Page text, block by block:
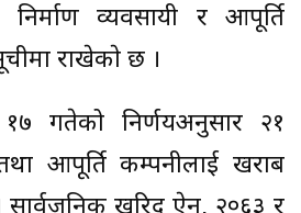
निर्माण व्यवसायी र आपूर्ति
राखेकाे छ ।
गतेको निर्णयअनुसार २१
आपूर्ति कम्पनीलाई खराब